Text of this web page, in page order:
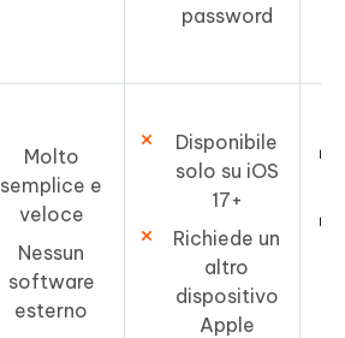
password
Molto
semplice e
veloce
Nessun
software
esterno
Disponibile
solo su iOS
17+
Richiede un
altro
dispositivo
Apple